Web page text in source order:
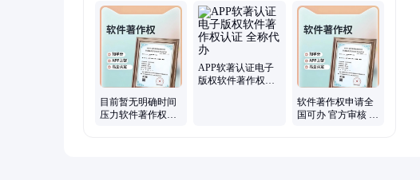
目前暂无明确时间
压力软件著作权可
APP软著认证电子
版权软件著作权认
软件著作权申请全
国可办 官方审核 50